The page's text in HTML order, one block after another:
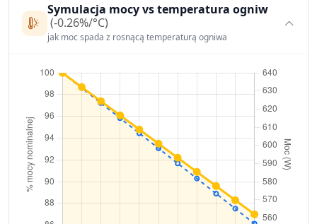
Symulacja mocy vs temperatura ogniw
(-0.26%/°C)
jak moc spada z rosnącą temperaturą ogniwa